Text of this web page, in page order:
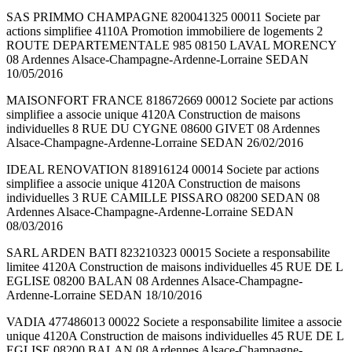
SAS PRIMMO CHAMPAGNE 820041325 00011 Societe par
actions simplifiee 4110A Promotion immobiliere de logements 2
ROUTE DEPARTEMENTALE 985 08150 LAVAL MORENCY
08 Ardennes Alsace-Champagne-Ardenne-Lorraine SEDAN
10/05/2016
MAISONFORT FRANCE 818672669 00012 Societe par actions
simplifiee a associe unique 4120A Construction de maisons
individuelles 8 RUE DU CYGNE 08600 GIVET 08 Ardennes
Alsace-Champagne-Ardenne-Lorraine SEDAN 26/02/2016
IDEAL RENOVATION 818916124 00014 Societe par actions
simplifiee a associe unique 4120A Construction de maisons
individuelles 3 RUE CAMILLE PISSARO 08200 SEDAN 08
Ardennes Alsace-Champagne-Ardenne-Lorraine SEDAN
08/03/2016
SARL ARDEN BATI 823210323 00015 Societe a responsabilite
limitee 4120A Construction de maisons individuelles 45 RUE DE L
EGLISE 08200 BALAN 08 Ardennes Alsace-Champagne-
Ardenne-Lorraine SEDAN 18/10/2016
VADIA 477486013 00022 Societe a responsabilite limitee a associe
unique 4120A Construction de maisons individuelles 45 RUE DE L